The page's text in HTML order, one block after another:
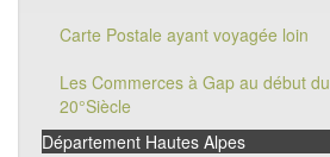
Carte Postale ayant voyagée loin
Les Commerces à Gap au début du
20°Siècle
Département Hautes Alpes